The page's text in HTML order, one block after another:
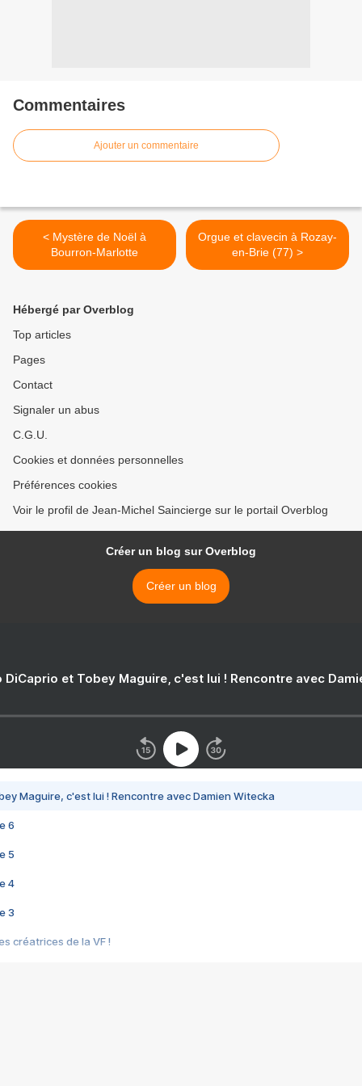
Commentaires
Ajouter un commentaire
< Mystère de Noël à
Bourron-Marlotte
Orgue et clavecin à Rozay-
en-Brie (77) >
Hébergé par Overblog
Top articles
Pages
Contact
Signaler un abus
C.G.U.
Cookies et données personnelles
Préférences cookies
Voir le profil de Jean-Michel Saincierge sur le portail Overblog
Créer un blog sur Overblog
Créer un blog
DiCaprio et Tobey Maguire, c'est lui ! Rencontre avec
Maguire, c'est lui ! Rencontre avec Damien Witecka
6
5
4
3
créatrices de la VF !